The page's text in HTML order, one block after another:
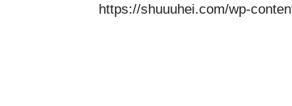
https://shuuuhei.com/wp-